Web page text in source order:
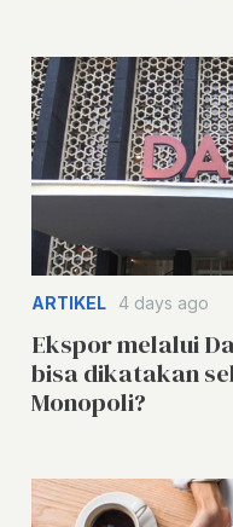
ARTIKEL 4 days ago
Ekspor melalui
bisa dikatakan
Monopoli?